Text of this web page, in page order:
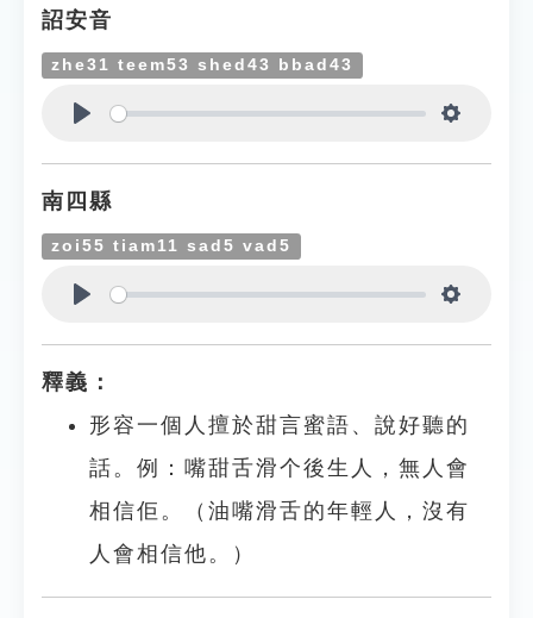
詔安音
zhe31 teem53 shed43 bbad43
南四縣
zoi55 tiam11 sad5 vad5
釋義：
形容一個人擅於甜言蜜語、說好聽的
話。例：嘴甜舌滑个後生人，無人會
相信佢。（油嘴滑舌的年輕人，沒有
人會相信他。）